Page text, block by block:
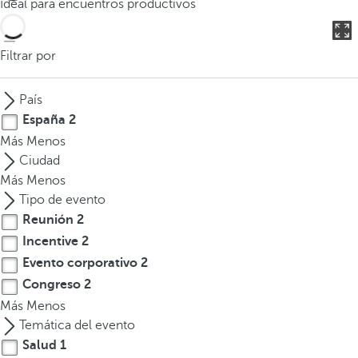
o
d
u
i
r
t
r
e
s
o
á
s
c
a
r
a
Ideal para encuentros productivos
Filtrar por
País
España 2
Más Menos
Ciudad
Más Menos
Tipo de evento
Reunión 2
Incentive 2
Evento corporativo 2
Congreso 2
Más Menos
Temática del evento
Salud 1